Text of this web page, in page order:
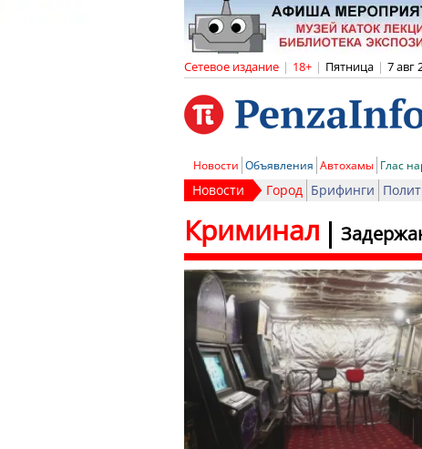
Сетевое издание | 18+ | Пятница | 7 авг
Новости Объявления Автохамы Глас
Новости Город Брифинги
Криминал